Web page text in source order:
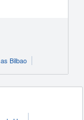
Bilbao